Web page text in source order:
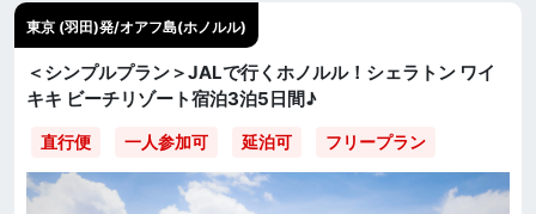
東京 (羽田)発/オアフ島(ホノルル)
＜シンプルプラン＞JALで行くホノルル！シェラトン ワイ
キキ ビーチリゾート宿泊3泊5日間♪
直行便 一人参加可 延泊可 フリープラン